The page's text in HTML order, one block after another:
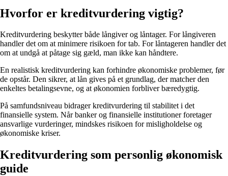
Hvorfor er kreditvurdering vigtig?
Kreditvurdering beskytter både långiver og låntager. For långiveren
handler det om at minimere risikoen for tab. For låntageren handler det
om at undgå at påtage sig gæld, man ikke kan håndtere.
En realistisk kreditvurdering kan forhindre økonomiske problemer, før
de opstår. Den sikrer, at lån gives på et grundlag, der matcher den
enkeltes betalingsevne, og at økonomien forbliver bæredygtig.
På samfundsniveau bidrager kreditvurdering til stabilitet i det
finansielle system. Når banker og finansielle institutioner foretager
ansvarlige vurderinger, mindskes risikoen for misligholdelse og
økonomiske kriser.
Kreditvurdering som personlig økonomisk
guide